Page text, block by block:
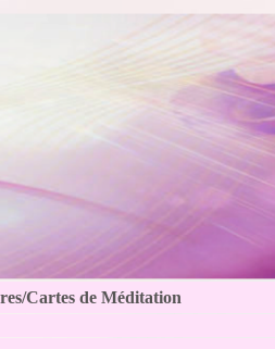
Cartes de Méditation